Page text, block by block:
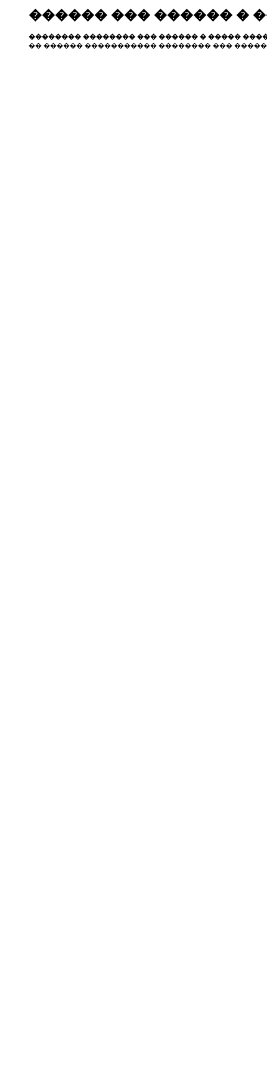
������ ��� ������ �
�������� �������� ��� ������ � �����
�� ������ ����������� �������� ���